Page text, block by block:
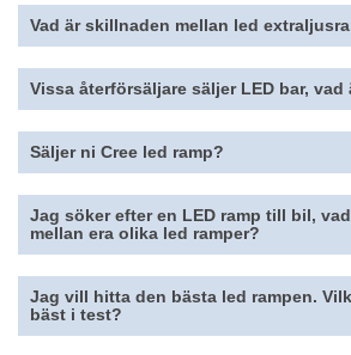
Vad är skillnaden mellan led
Vissa återförsäljare säljer LED bar,
Säljer ni Cree led ramp?
Jag söker efter en LED ramp till bil,
mellan era olika led ramper?
Jag vill hitta den bästa led rampen.
bäst i test?